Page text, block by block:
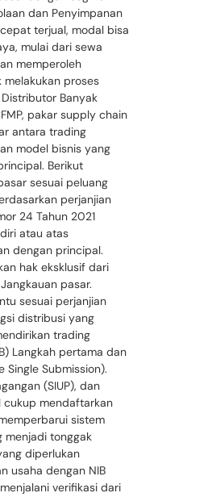
dan Penyimpanan
terjual, modal bisa
mulai dari sewa
memperoleh
proses
Banyak
pakar supply chain
antara trading
model bisnis yang
Berikut
sesuai peluang
perjanjian
24 Tahun 2021
atau atas
dengan principal.
hak eksklusif dari
pasar.
sesuai perjanjian
distribusi yang
trading
Langkah pertama dan
Submission).
(SIUP), dan
cukup mendaftarkan
sistem
menjadi tonggak
diperlukan
usaha dengan NIB
verifikasi dari